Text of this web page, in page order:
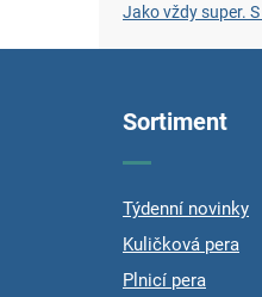
Jako vždy super.
Sortiment
Týdenní novinky
Kuličková pera
Plnicí pera